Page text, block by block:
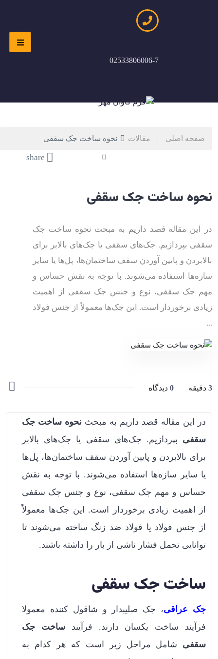
02533806006-7
صفحه اصلی مقالات نحوه ساخت جک سقفی
0
share
نحوه ساخت جک سقفی
در این مقاله قصد داریم به مبحث نحوه ساخت جک
سقفی بپردازیم. جک‌های سقفی یا جک‌های بالابر برای
بالابردن و پایین آوردن سقف‌ ساختمان‌ها، پل‌ها یا سایر
سازه‌ها استفاده می‌شوند. با توجه به نقش حساس و
مهم جک سقفی، نوع و جنس جک سقفی از اهمیت
زیادی برخوردار است. این جک‌ها معمولاً از جنس فولاد
...
3 دقیقه 0 دیدگاه
در این مقاله قصد داریم به مبحث نحوه ساخت جک
سقفی بپردازیم. جک‌های سقفی یا جک‌های بالابر
برای بالابردن و پایین آوردن سقف‌ ساختمان‌ها، پل‌ها
یا سایر سازه‌ها استفاده می‌شوند. با توجه به نقش
حساس و مهم جک سقفی، نوع و جنس جک سقفی
از اهمیت زیادی برخوردار است. این جک‌ها معمولاً
از جنس فولاد یا فولاد ضد زنگ ساخته می‌شوند تا
توانایی تحمل فشار ناشی از بار را داشته باشند.
ساخت جک سقفی
جک‌ عراقی، جک صلیبدار و شاقول کننده معمولا
فرآیند ساخت یکسان دارند. فرآیندساخت جک
سقفی شامل مراحل زیر است که هر کدام به